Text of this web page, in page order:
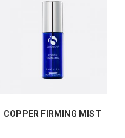
COPPER FIRMING MIST